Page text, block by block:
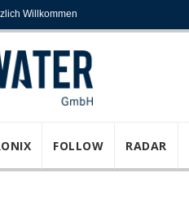
Willkommen
FOLLOW RADAR